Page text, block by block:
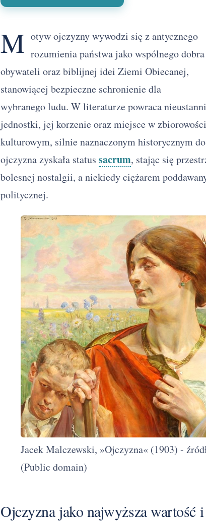
M otyw ojczyzny wywodzi się z antycznego
rozumienia państwa jako wspólnego dobra
obywateli oraz biblijnej idei Ziemi Obiecanej,
stanowiącej bezpieczne schronienie dla
wybranego ludu. W literaturze powraca
jednostki, jej korzenie oraz miejsce w
kulturowym, silnie naznaczonym historycznym
ojczyzna zyskała status sacrum, stając się
bolesnej nostalgii, a niekiedy ciężarem
politycznej.
Jacek Malczewski, »Ojczyzna« (1903) -
(Public domain)
Ojczyzna jako najwyższa wartość